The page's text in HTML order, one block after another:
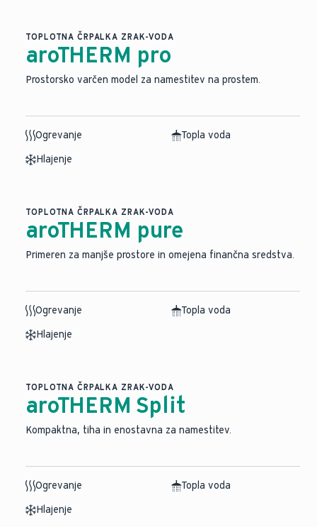
TOPLOTNA ČRPALKA ZRAK-VODA
aroTHERM pro
Prostorsko varčen model za namestitev na prostem.
Ogrevanje
Topla voda
Hlajenje
TOPLOTNA ČRPALKA ZRAK-VODA
aroTHERM pure
Primeren za manjše prostore in omejena finančna sredstva.
Ogrevanje
Topla voda
Hlajenje
TOPLOTNA ČRPALKA ZRAK-VODA
aroTHERM Split
⁠Kompaktna, tiha in enostavna za namestitev.
Ogrevanje
Topla voda
Hlajenje